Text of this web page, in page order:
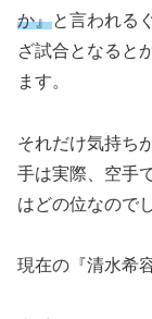
か』と言われる
ざ試合となると
ます。
それだけ気持ち
手は実際、空手
はどの位なので
現在の『清水希